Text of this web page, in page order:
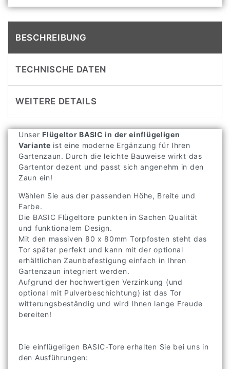
BESCHREIBUNG
TECHNISCHE DATEN
WEITERE DETAILS
Unser Flügeltor BASIC in der einflügeligen
Variante ist eine moderne Ergänzung für Ihren
Gartenzaun. Durch die leichte Bauweise wirkt das
Gartentor dezent und passt sich angenehm in den
Zaun ein!
Wählen Sie aus der passenden Höhe, Breite und
Farbe.
Die BASIC Flügeltore punkten in Sachen Qualität
und funktionalem Design.
Mit den massiven 80 x 80mm Torpfosten steht das
Tor später perfekt und kann mit der optional
erhältlichen Zaunbefestigung einfach in Ihren
Gartenzaun integriert werden.
Aufgrund der hochwertigen Verzinkung (und
optional mit Pulverbeschichtung) ist das Tor
witterungsbeständig und wird Ihnen lange Freude
bereiten!
Die einflügeligen BASIC-Tore erhalten Sie bei uns in
den Ausführungen: